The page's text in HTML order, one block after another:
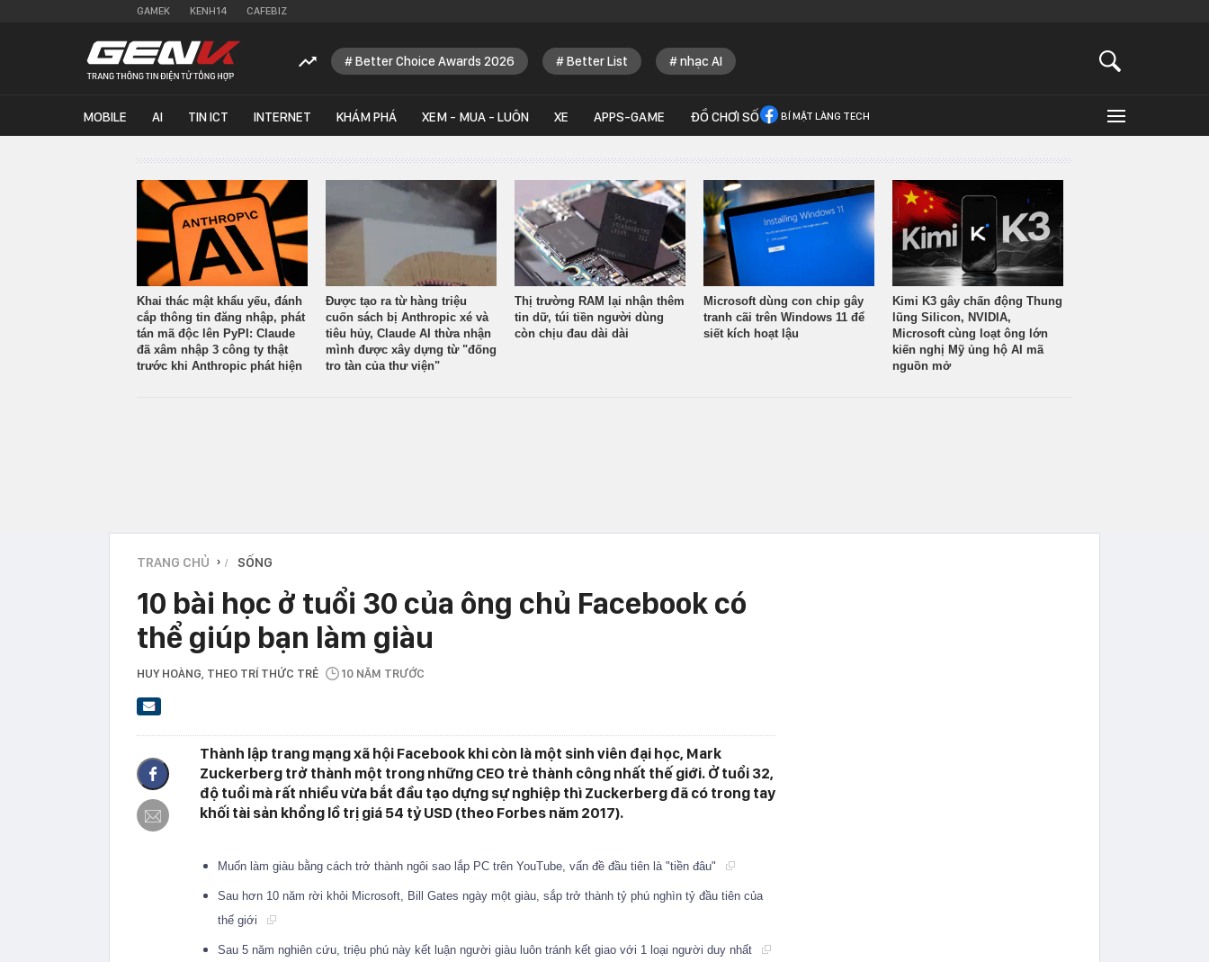
GAMEK KENH14 CAFEBIZ
Better Choice Awards 2026 Better List nhạc AI
MOBILE AI TIN ICT INTERNET KHÁM PHÁ XEM - MUA - LUÔN XE APPS-GAME ĐỒ CHƠI SỐ BÍ MẬT LÀNG TECH
Khai thác mật khẩu yếu, đánh
cắp thông tin đăng nhập, phát
tán mã độc lên PyPI: Claude
đã xâm nhập 3 công ty thật
trước khi Anthropic phát hiện
Được tạo ra từ hàng triệu
cuốn sách bị Anthropic xé và
tiêu hủy, Claude AI thừa nhận
mình được xây dựng từ "đống
tro tàn của thư viện"
Thị trường RAM lại nhận thêm
tin dữ, túi tiền người dùng
còn chịu đau dài dài
Microsoft dùng con chip gây
tranh cãi trên Windows 11 để
siết kích hoạt lậu
Kimi K3 gây chấn động Thung
lũng Silicon, NVIDIA,
Microsoft cùng loạt ông lớn
kiến nghị Mỹ ủng hộ AI mã
nguồn mở
TRANG CHỦ › SỐNG
10 bài học ở tuổi 30 của ông chủ Facebook có
thể giúp bạn làm giàu
HUY HOÀNG , THEO TRÍ THỨC TRẺ 10 NĂM TRƯỚC
Thành lập trang mạng xã hội Facebook khi còn là một sinh viên đại học, Mark
Zuckerberg trở thành một trong những CEO trẻ thành công nhất thế giới. Ở tuổi 32,
độ tuổi mà rất nhiều vừa bắt đầu tạo dựng sự nghiệp thì Zuckerberg đã có trong tay
khối tài sản khổng lồ trị giá 54 tỷ USD (theo Forbes năm 2017).
Muốn làm giàu bằng cách trở thành ngôi sao lắp PC trên YouTube, vấn đề đầu tiên là "tiền đâu"
Sau hơn 10 năm rời khỏi Microsoft, Bill Gates ngày một giàu, sắp trở thành tỷ phú nghìn tỷ đầu tiên của
thế giới
Sau 5 năm nghiên cứu, triệu phú này kết luận người giàu luôn tránh kết giao với 1 loại người duy nhất